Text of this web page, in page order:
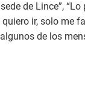
de Lince”,
ir, solo me
de los